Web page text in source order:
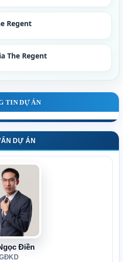
Regent
The Regent
TIN DỰ ÁN
DỰ ÁN
Điền